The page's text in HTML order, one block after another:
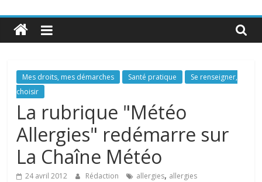
24h
Santé
La
santé
de
toute
famille
Mes droits, mes démarches Santé pratique
Se renseigner,
choisir
La rubrique "Météo
Allergies" redémarre sur
La Chaîne Météo
24 avril 2012 Rédaction allergies, allergies